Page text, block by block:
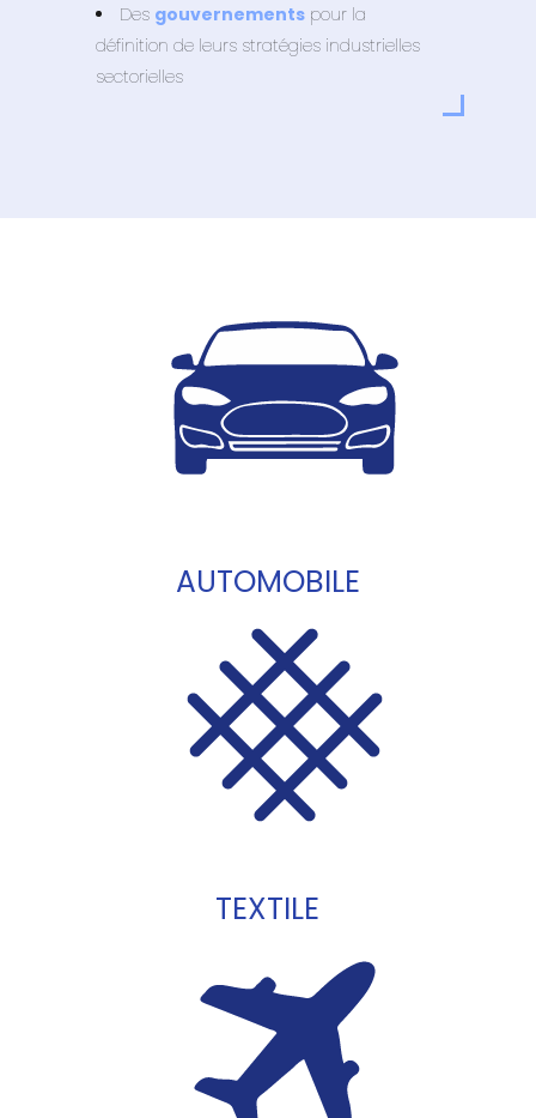
Des gouvernementspour la
définition de leurs stratégies industrielles
sectorielles
AUTOMOBILE
TEXTILE